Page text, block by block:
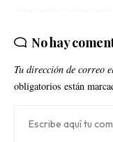
No hay
Tu dirección de correo
obligatorios están